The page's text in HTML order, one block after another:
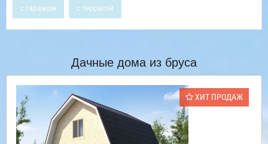
с гаражом с террасой
Дачные дома из бруса
ХИТ ПРОДАЖ